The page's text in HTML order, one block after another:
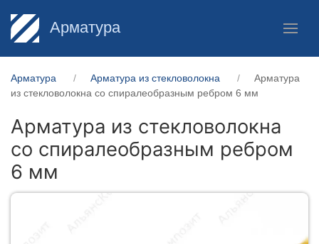
Арматура
Арматура Арматура из стекловолокна
Арматура
из стекловолокна со спиралеобразным ребром 6 мм
Арматура из стекловолокна
со спиралеобразным ребром
6 мм